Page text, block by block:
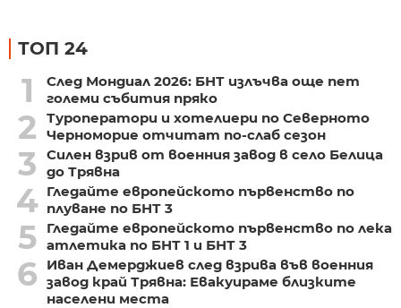
ТОП 24
1
След Мондиал 2026: БНТ излъчва още пет
големи събития пряко
2
Туроператори и хотелиери по Северното
Черноморие отчитат по-слаб сезон
3
Силен взрив от военния завод в село Белица
до Трявна
4 Гледайте европейското първенство по
плуване по БНТ 3
5
Гледайте европейското първенство по лека
атлетика по БНТ 1 и БНТ 3
6
Иван Демерджиев след взрива във военния
завод край Трявна: Евакуираме близките
населени места